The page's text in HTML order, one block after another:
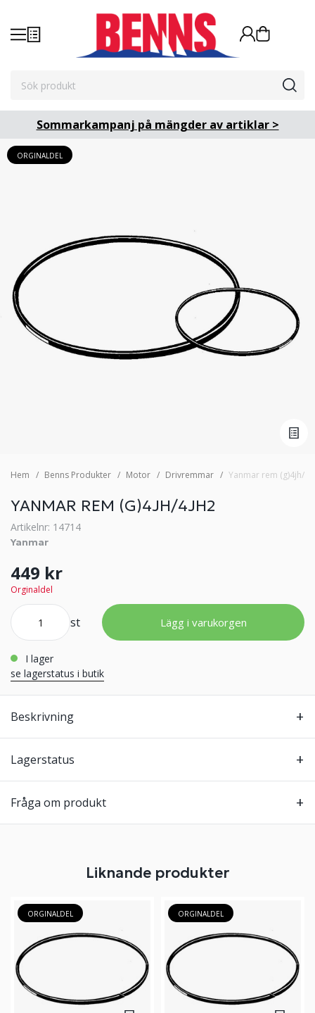
Sommarkampanj på mängder av artiklar >
ORGINALDEL
Hem Benns Produkter Motor Drivremmar Yanmar rem (g)4jh/
YANMAR REM (G)4JH/4JH2
Artikelnr: 14714
Yanmar
449 kr
Orginaldel
st Lägg i varukorgen
i lager
se lagerstatus i butik
Beskrivning
Lagerstatus
Fråga om produkt
Liknande produkter
ORGINALDEL ORGINALDEL